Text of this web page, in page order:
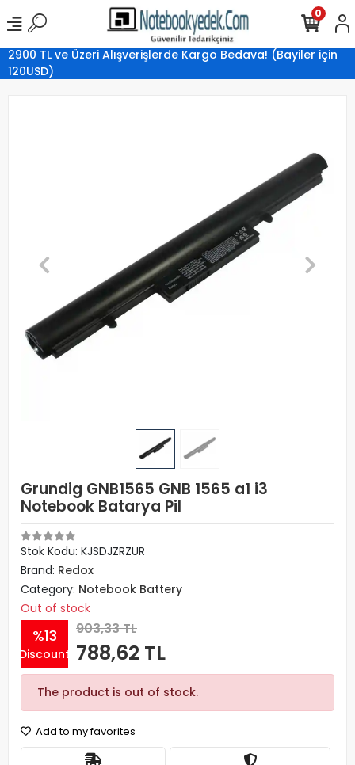
2900 TL ve Üzeri Alışverişlerde Kargo Bedava! (Bayiler için
120USD)
0
Grundig GNB1565 GNB 1565 a1 i3
Notebook Batarya Pil
Stok Kodu: KJSDJZRZUR
Brand: Redox
Category: Notebook Battery
Out of stock
%13
Discount
903,33 TL
788,62 TL
The product is out of stock.
Add to my favorites